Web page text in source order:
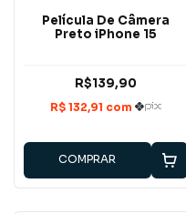
Película De Câmera
Preto iPhone 15
R$139,90
COMPRAR